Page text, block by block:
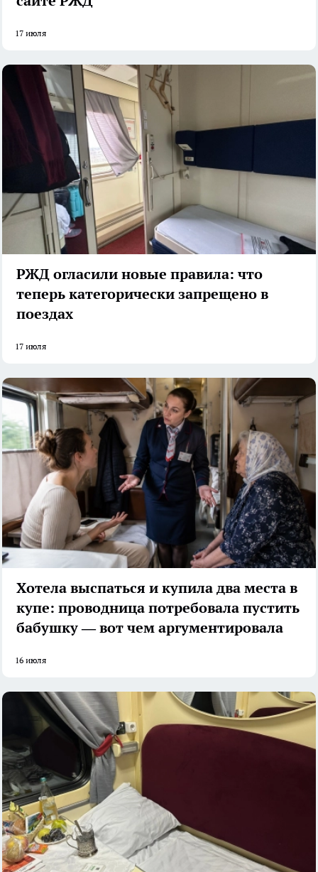
17 июля
РЖД огласили новые правила: что
теперь категорически запрещено в
поездах
17 июля
Хотела выспаться и купила два места в
купе: проводница потребовала пустить
бабушку — вот чем аргументировала
16 июля